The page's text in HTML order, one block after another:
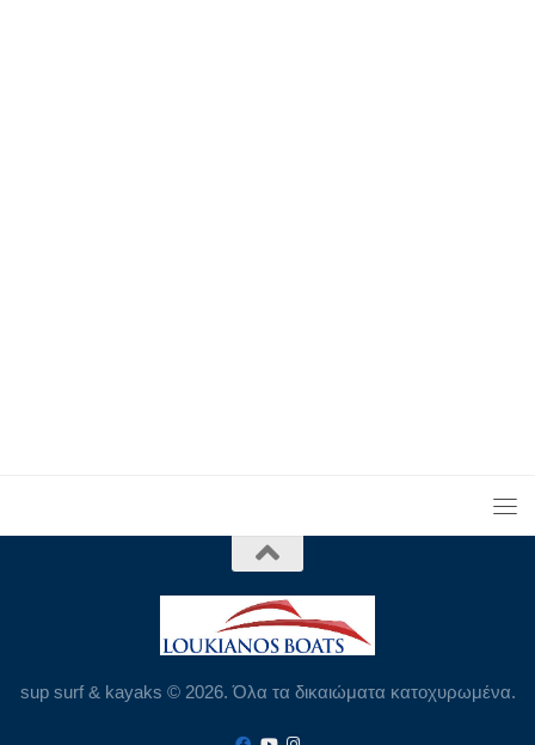
sup surf & kayaks © 2026. Όλα τα δικαιώματα κατοχυρωμένα.